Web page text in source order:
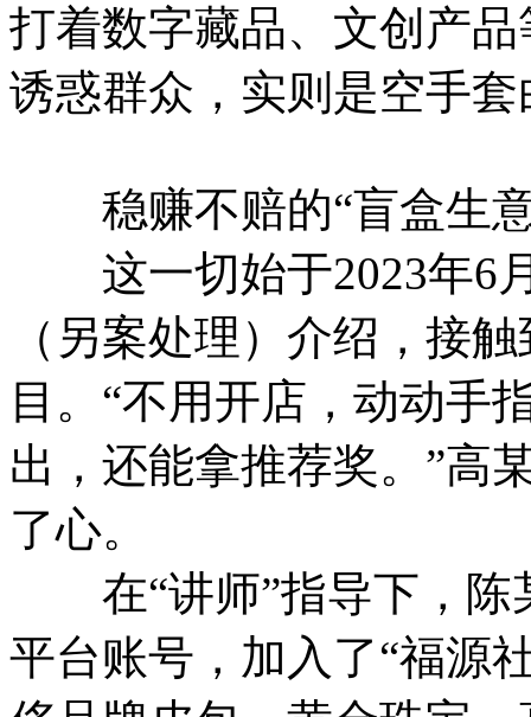
打着数字藏品、文创产
诱惑群众，实则是空手套
稳赚不赔的“盲盒生
这一切始于2023年6月
（另案处理）介绍，接
目。“不用开店，动动手
出，还能拿推荐奖。”高
了心。
在“讲师”指导下，陈
平台账号，加入了“福源